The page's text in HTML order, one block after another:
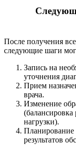
После получения
следующие шаги
Запись на
уточнения
Прием
врача.
Изменение
нагрузки).
Планирование
результатов